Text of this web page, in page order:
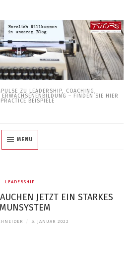
ZU LEADERSHIP, COACHING,
– FINDEN SIE HIER
BEISPIELE
MENU
LEADERSHIP
JETZT EIN STARKES
5. JANUAR 2022